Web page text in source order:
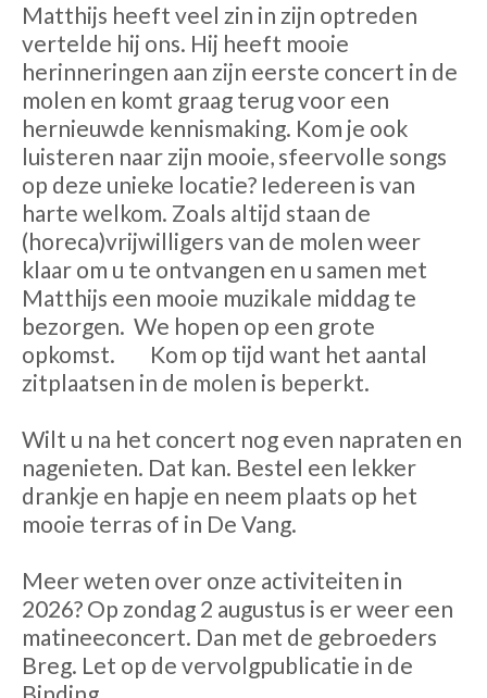
Matthijs heeft veel zin in zijn optreden
vertelde hij ons. Hij heeft mooie
herinneringen aan zijn eerste concert in de
molen en komt graag terug voor een
hernieuwde kennismaking. Kom je ook
luisteren naar zijn mooie, sfeervolle songs
op deze unieke locatie? Iedereen is van
harte welkom. Zoals altijd staan de
(horeca)vrijwilligers van de molen weer
klaar om u te ontvangen en u samen met
Matthijs een mooie muzikale middag te
bezorgen. We hopen op een grote
opkomst.
Kom op tijd want het aantal
zitplaatsen in de molen is beperkt.
Wilt u na het concert nog even napraten en
nagenieten. Dat kan. Bestel een lekker
drankje en hapje en neem plaats op het
mooie terras of in De Vang.
Meer weten over onze activiteiten in
2026? Op zondag 2 augustus is er weer een
matineeconcert. Dan met de gebroeders
Breg. Let op de vervolgpublicatie in de